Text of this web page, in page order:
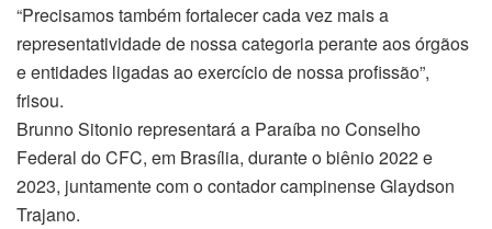
“Precisamos também fortalecer cada vez mais a
representatividade de nossa categoria perante aos órgãos
e entidades ligadas ao exercício de nossa profissão”,
frisou.
Brunno Sitonio representará a Paraíba no Conselho
Federal do CFC, em Brasília, durante o biênio 2022 e
2023, juntamente com o contador campinense Glaydson
Trajano.